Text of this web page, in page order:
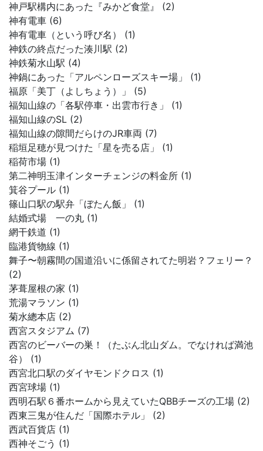
神戸駅構内にあった『みかど食堂』 (2)
神有電車 (6)
神有電車（という呼び名） (1)
神鉄の終点だった湊川駅 (2)
神鉄菊水山駅 (4)
神鍋にあった「アルペンローズスキー場」 (1)
福原「美丁（よしちょう）」 (5)
福知山線の「各駅停車・出雲市行き」 (1)
福知山線のSL (2)
福知山線の隙間だらけのJR車両 (7)
稲垣足穂が見つけた「星を売る店」 (1)
稲荷市場 (1)
第二神明玉津インターチェンジの料金所 (1)
箕谷プール (1)
篠山口駅の駅弁「ぼたん飯」 (1)
結婚式場 一の丸 (1)
網干鉄道 (1)
臨港貨物線 (1)
舞子〜朝霧間の国道沿いに係留されてた明岩？フェリー？
(2)
茅葺屋根の家 (1)
荒湯マラソン (1)
菊水總本店 (2)
西宮スタジアム (7)
西宮のビーバーの巣！（たぶん北山ダム。でなければ満池
谷） (1)
西宮北口駅のダイヤモンドクロス (1)
西宮球場 (1)
西明石駅６番ホームから見えていたQBBチーズの工場 (2)
西東三鬼が住んだ「国際ホテル」 (2)
西武百貨店 (1)
西神そごう (1)